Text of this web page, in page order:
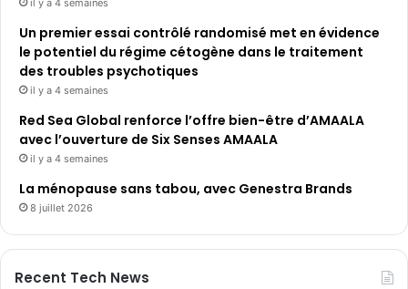
il y a 4 semaines
Un premier essai contrôlé randomisé met en évidence
le potentiel du régime cétogène dans le traitement
des troubles psychotiques
il y a 4 semaines
Red Sea Global renforce l’offre bien-être d’AMAALA
avec l’ouverture de Six Senses AMAALA
il y a 4 semaines
La ménopause sans tabou, avec Genestra Brands
8 juillet 2026
Recent Tech News